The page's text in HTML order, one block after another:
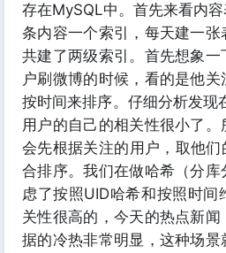
存在MySQL中。首先来看内
条内容一个索引，每天建一
共建了两级索引。首先想象一
户刷微博的时候，看的是他
按时间来排序。仔细分析发现
用户的自己的相关性很小了
会先根据关注的用户，取他
合排序。我们在做哈希（分
虑了按照UID哈希和按照时间
关性很高的，今天的热点新
据的冷热非常明显，这种场